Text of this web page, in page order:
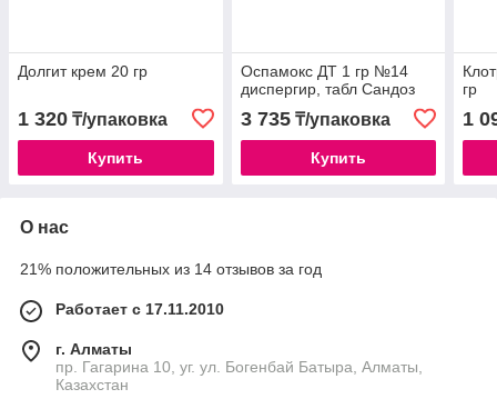
Долгит крем 20 гр
1 320 ₸/упаковка
Купить
Оспамокс ДТ 1 гр №14
диспергир, табл Сандоз
3 735₸/упаковка
Купить
гр
1
О нас
21% положительных из 14 отзывов за год
Работает с 17.11.2010
г. Алматы
пр. Гагарина 10, уг. ул. Богенбай Батыра, Алматы,
Казахстан